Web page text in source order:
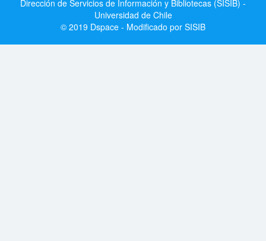
Dirección de Servicios de Información y Bibliotecas (SISIB) -
Universidad de Chile
© 2019 Dspace - Modificado por SISIB